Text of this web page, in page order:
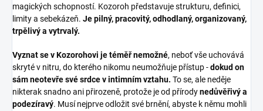
magických schopností. Kozoroh představuje strukturu, definici,
limity a sebekázeň. Je pilný, pracovitý, odhodlaný, organizovaný,
trpělivý a vytrvalý.
Vyznat se v Kozorohovi je téměř nemožné, neboť vše uchovává
skryté v nitru, do kterého nikomu neumožňuje přístup -dokud on
sám neotevře své srdce v intimním vztahu. To se, ale neděje
nikterak snadno ani přirozeně, protože je od přírodynedůvěřivý a
podezíravý. Musí nejprve odložit své brnění, abyste k němu mohli